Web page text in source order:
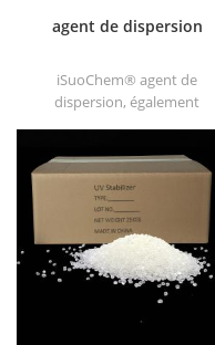
agent de dispersion
iSuoChem® agent de
dispersion, également
adapté à la dispersion de noir
de carbone et bleu de cupc
bleu et vert dans les encres à
base de solvant polaire &
peintures avec
hyperdispersants.